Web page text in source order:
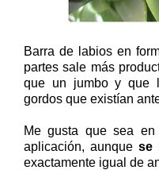
Barra de labios en
partes sale más
que un jumbo y que
gordos que existían
Me gusta que sea
aplicación, aunquese
exactamente igual de